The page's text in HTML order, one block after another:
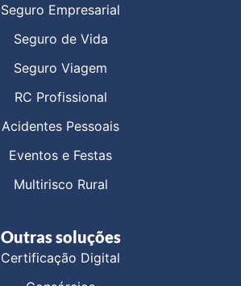
Seguro Empresarial
Seguro de Vida
Seguro Viagem
RC Profissional
Acidentes Pessoais
Eventos e Festas
Multirisco Rural
Outras soluções
Certificação Digital